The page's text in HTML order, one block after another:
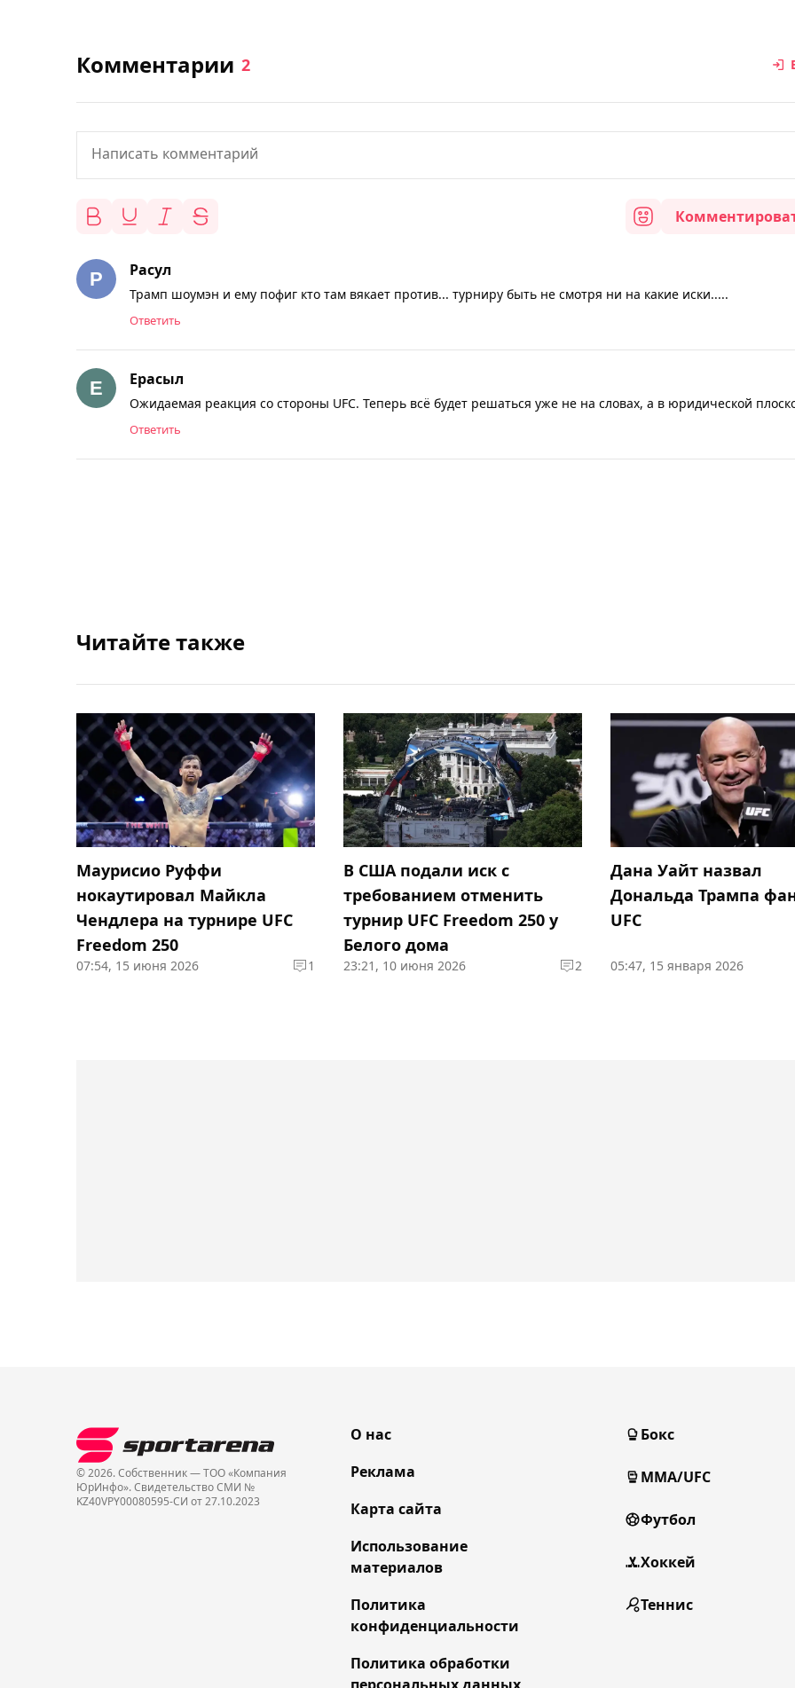
Комментарии 2
Расул
Трамп шоумэн и ему пофиг кто там вякает против... турниру быть не смотря ни на какие иски.....
Ответить
Ерасыл
Ожидаемая реакция со стороны UFC. Теперь всё будет решаться уже не на словах, а в юридической
Ответить
Читайте также
Маурисио Руффи
нокаутировал Майкла
Чендлера на турнире UFC
Freedom 250
07:54, 15 июня 2026 1
В США подали иск с
требованием отменить
турнир UFC Freedom 250 у
Белого дома
23:21, 10 июня 2026 2
Дана Уайт назвал
Дональда Трампа
UFC
05:47, 15 января 2026
© 2026. Собственник — ТОО «Компания
ЮрИнфо». Cвидетельство СМИ №
KZ40VPY00080595-СИ от 27.10.2023
О нас
Реклама
Карта сайта
Использование
материалов
Политика
конфиденциальности
Политика обработки
Бокс
MMA/UFC
Футбол
Хоккей
Теннис